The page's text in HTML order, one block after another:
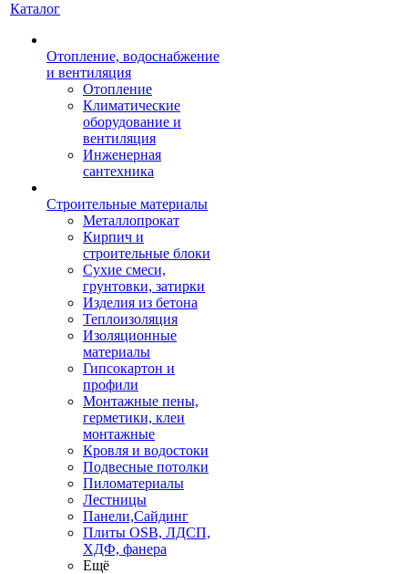
Каталог
Отопление, водоснабжение
и вентиляция
Отопление
Климатические
оборудование и
вентиляция
Инженерная
сантехника
Строительные материалы
Металлопрокат
Кирпич и
строительные блоки
Сухие смеси,
грунтовки, затирки
Изделия из бетона
Теплоизоляция
Изоляционные
материалы
Гипсокартон и
профили
Монтажные пены,
герметики, клеи
монтажные
Кровля и водостоки
Подвесные потолки
Пиломатериалы
Лестницы
Панели,Сайдинг
Плиты OSB, ЛДСП,
ХДФ, фанера
Ещё